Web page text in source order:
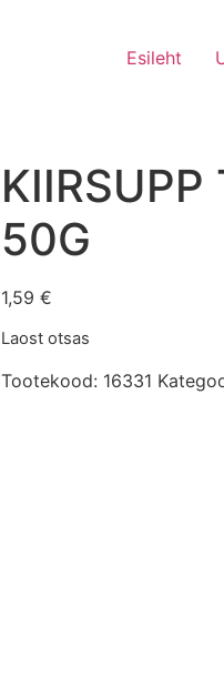
Esileht
50G
1,59 €
Laost otsas
Tootekood: 16331